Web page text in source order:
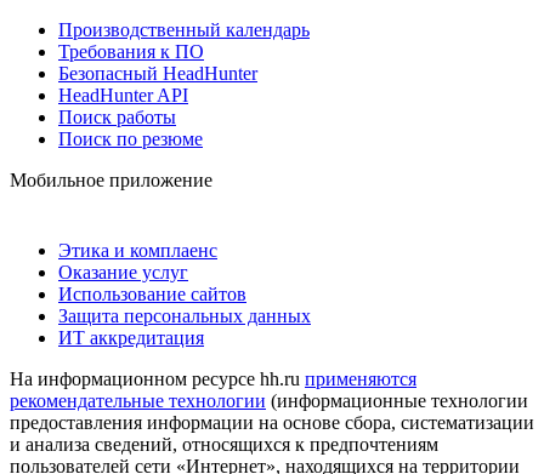
Производственный календарь
Требования к ПО
Безопасный HeadHunter
HeadHunter API
Поиск работы
Поиск по резюме
Мобильное приложение
Этика и комплаенс
Оказание услуг
Использование сайтов
Защита персональных данных
ИТ аккредитация
На информационном ресурсе hh.ru применяются
рекомендательные технологии (информационные технологии
предоставления информации на основе сбора, систематизации
и анализа сведений, относящихся к предпочтениям
пользователей сети «Интернет», находящихся на территории